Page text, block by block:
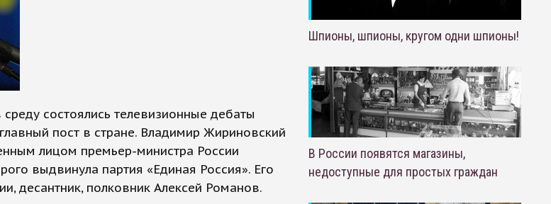
состоялись телевизионные дебаты
пост в стране. Владимир Жириновский
лицом премьер-министра России
выдвинула партия «Единая Россия». Его
десантник, полковник Алексей Романов.
Шпионы, шпионы, кругом одни шпионы!
В России появятся магазины,
недоступные для простых граждан